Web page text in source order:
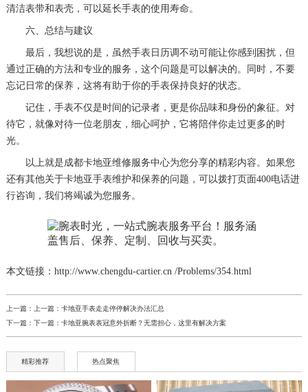
清洁表带和表壳，可以延长手表的使用寿命。
六、总结与建议
最后，我想说的是，虽然手表日历调不动可能让你感到困扰，但
通过正确的方法和专业的服务，这个问题是可以解决的。同时，不要
忘记日常的保养，这将有助于你的手表保持良好的状态。
记住，手表不仅是时间的记录者，更是你品味和身份的象征。对
待它，就像对待一位老朋友，细心呵护，它将陪伴你走过更多的时
光。
以上就是成都卡地亚维修服务中心为您分享的精彩内容。如果您
还有其他关于卡地亚手表维护和保养的问题，可以拨打页面400电话进
行咨询，我们将竭诚为您服务。
本文链接：http://www.chengdu-cartier.cn /Problems/354.html
上一篇：上一篇： 卡地亚手表走走停停解决办法汇总
下一篇：下一篇： 卡地亚腕表表冠意外折断？无需担心，这里有解决方案
精彩推荐 热点聚焦